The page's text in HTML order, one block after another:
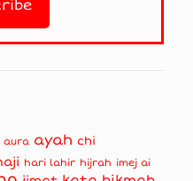
aura ayah chi
hari lahir hijrah imej ai